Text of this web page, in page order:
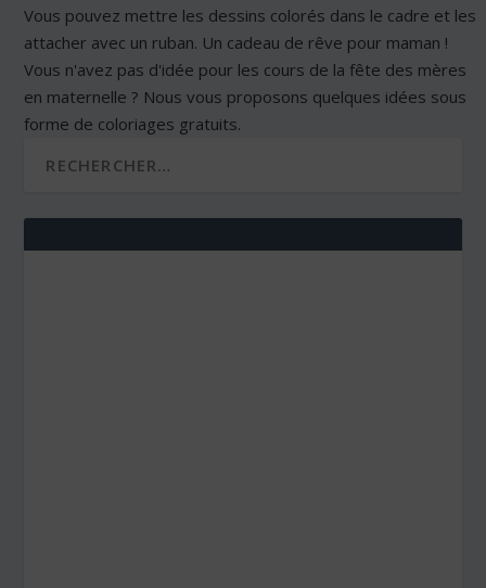
Vous pouvez mettre les dessins colorés dans le cadre et les
attacher avec un ruban. Un cadeau de rêve pour maman !
Vous n'avez pas d'idée pour les cours de la fête des mères
en maternelle ? Nous vous proposons quelques idées sous
forme de coloriages gratuits.